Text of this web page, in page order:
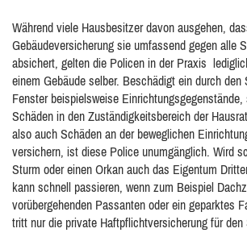
Während viele Hausbesitzer davon ausgehen,
Gebäudeversicherung sie umfassend gegen alle
absichert, gelten die Policen in der Praxis
einem Gebäude selber. Beschädigt ein durch den
Fenster beispielsweise
Schäden in den Zuständigkeitsbereich der
also auch Schäden an der beweglichen
versichern, ist diese Police unumgänglich. Wird
Sturm oder einen Orkan auch das Eigentum
kann schnell passieren, wenn zum Beispiel
vorübergehenden Passanten oder ein geparktes
tritt nur die private Haftpflichtversicherung für den